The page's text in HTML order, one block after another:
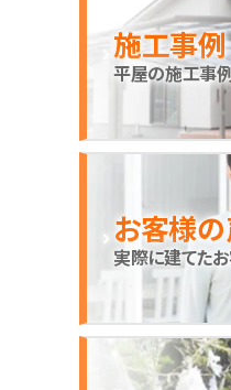
施工事例
平屋の施工事
お客様
実際に建てた